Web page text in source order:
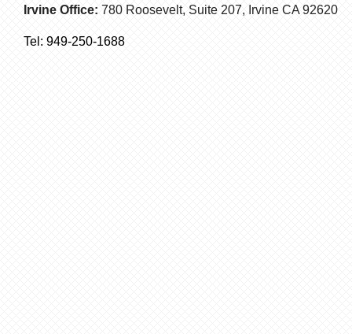
Irvine Office: 780 Roosevelt, Suite 207, Irvine CA 92620
Tel: 949-250-1688